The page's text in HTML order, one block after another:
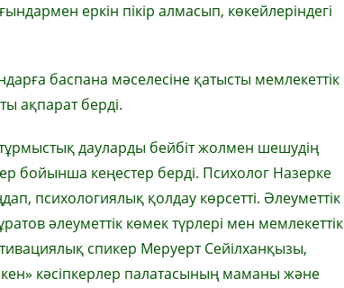
еркін пікір алмасып, көкейлеріндегі
баспана мәселесіне қатысты мемлекеттік
ақпарат берді.
дауларды бейбіт жолмен шешудің
бойынша кеңестер берді. Психолог Назерке
психологиялық қолдау көрсетті. Әлеуметтік
әлеуметтік көмек түрлері мен мемлекеттік
спикер Меруерт Сейілханқызы,
кәсіпкерлер палатасының маманы және